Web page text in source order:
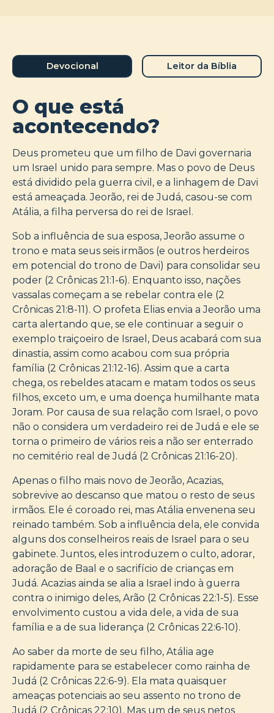
Devocional Leitor da Bíblia
O que está
acontecendo?
Deus prometeu que um filho de Davi governaria
um Israel unido para sempre. Mas o povo de Deus
está dividido pela guerra civil, e a linhagem de Davi
está ameaçada. Jeorão, rei de Judá, casou-se com
Atália, a filha perversa do rei de Israel.
Sob a influência de sua esposa, Jeorão assume o
trono e mata seus seis irmãos (e outros herdeiros
em potencial do trono de Davi) para consolidar seu
poder (2 Crônicas 21:1-6). Enquanto isso, nações
vassalas começam a se rebelar contra ele (2
Crônicas 21:8-11). O profeta Elias envia a Jeorão uma
carta alertando que, se ele continuar a seguir o
exemplo traiçoeiro de Israel, Deus acabará com sua
dinastia, assim como acabou com sua própria
família (2 Crônicas 21:12-16). Assim que a carta
chega, os rebeldes atacam e matam todos os seus
filhos, exceto um, e uma doença humilhante mata
Joram. Por causa de sua relação com Israel, o povo
não o considera um verdadeiro rei de Judá e ele se
torna o primeiro de vários reis a não ser enterrado
no cemitério real de Judá (2 Crônicas 21:16-20).
Apenas o filho mais novo de Jeorão, Acazias,
sobrevive ao descanso que matou o resto de seus
irmãos. Ele é coroado rei, mas Atália envenena seu
reinado também. Sob a influência dela, ele convida
alguns dos conselheiros reais de Israel para o seu
gabinete. Juntos, eles introduzem o culto, adorar,
adoração de Baal e o sacrifício de crianças em
Judá. Acazias ainda se alia a Israel indo à guerra
contra o inimigo deles, Arão (2 Crônicas 22:1-5). Esse
envolvimento custou a vida dele, a vida de sua
família e a de sua liderança (2 Crônicas 22:6-10).
Ao saber da morte de seu filho, Atália age
rapidamente para se estabelecer como rainha de
Judá (2 Crônicas 22:6-9). Ela mata quaisquer
ameaças potenciais ao seu assento no trono de
Judá (2 Crônicas 22:10). Mas um de seus netos